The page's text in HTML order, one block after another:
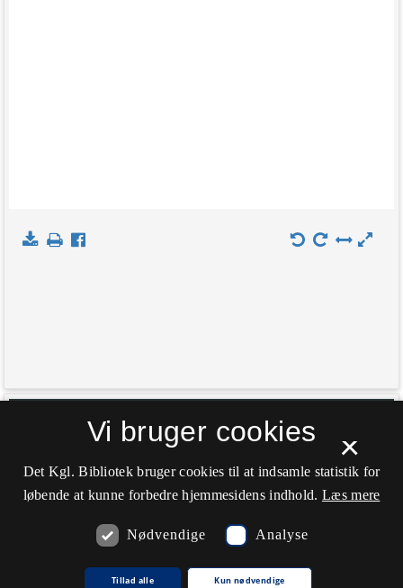
Indlæs kort
×
Vi bruger cookies
Det Kgl. Bibliotek bruger cookies til at indsamle statistik for
løbende at kunne forbedre hjemmesidens indhold. Læs mere
Nødvendige Analyse
Tillad alle Kun nødvendige